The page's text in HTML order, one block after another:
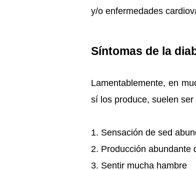
y/o enfermedades
Síntomas de la
Lamentablemente, en
sí los produce, suelen ser
1. Sensación de sed
2. Producción abundante
3. Sentir mucha hambre